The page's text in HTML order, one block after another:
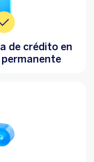
de crédito en